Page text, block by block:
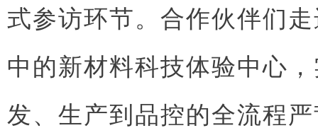
式参访环节。合作伙伴们
中的新材料科技体验中心
发、生产到品控的全流程